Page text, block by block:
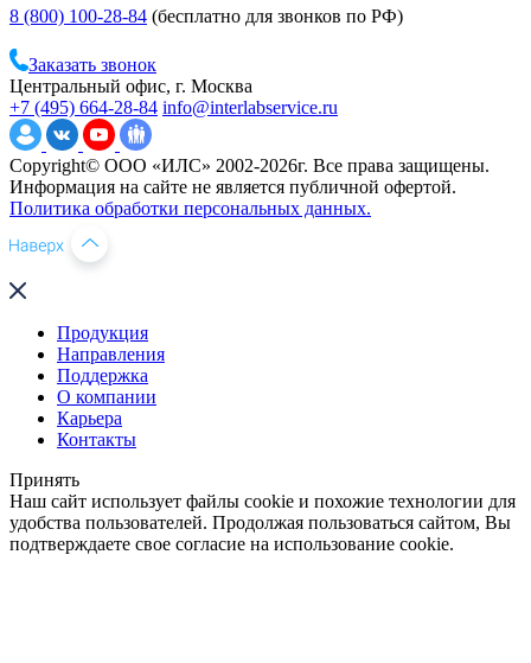
8 (800) 100-28-84 (бесплатно для звонков по РФ)
Заказать звонок
Центральный офис, г. Москва
+7 (495) 664-28-84 info@interlabservice.ru
Copyright© ООО «ИЛС» 2002-2026г. Все права защищены.
Информация на сайте не является публичной офертой.
Политика обработки персональных данных.
Продукция
Направления
Поддержка
О компании
Карьера
Контакты
Принять
Наш сайт использует файлы cookie и похожие технологии для
удобства пользователей. Продолжая пользоваться сайтом, Вы
подтверждаете свое согласие на использование cookie.